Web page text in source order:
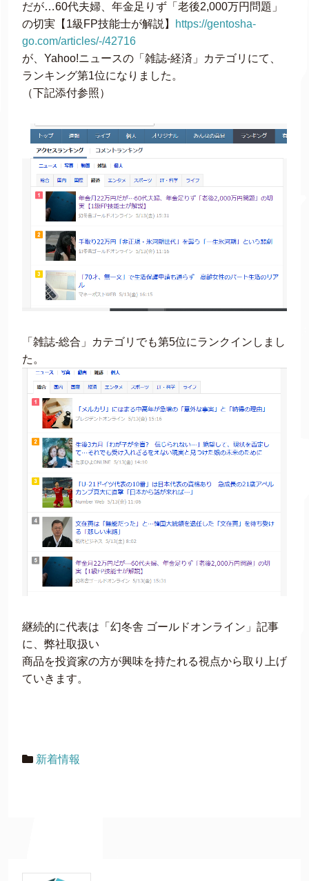
だが…60代夫婦、年金足りず「老後2,000万円問題」
の切実【1級FP技能士が解説】
https://gentosha-
go.com/articles/-/42716
が、Yahoo!ニュースの「雑誌-経済」カテゴリにて、
ランキング第1位になりました。
（下記添付参照）
「雑誌-総合」カテゴリでも第5位にランクインしまし
た。
継続的に代表は「幻冬舎 ゴールドオンライン」記事
に、弊社取扱い
商品を投資家の方が興味を持たれる視点から取り上げ
ていきます。
新着情報